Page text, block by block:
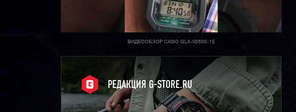
ВИДЕООБЗОР CASIO GLX-S5600-1E
РЕДАКЦИЯ G-STORE.RU